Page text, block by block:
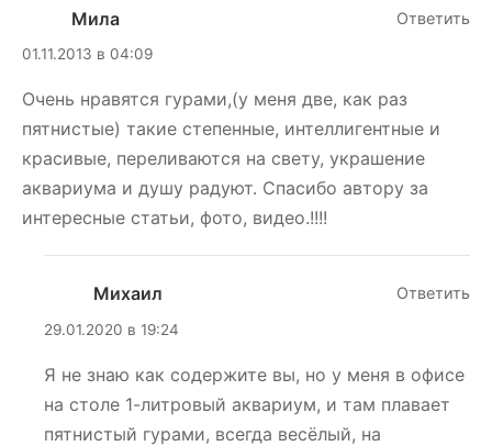
Мила
01.11.2013 в 04:09
Очень нравятся гурами,(у меня две, как раз
пятнистые) такие степенные, интеллигентные и
красивые, переливаются на свету, украшение
аквариума и душу радуют. Спасибо автору за
интересные статьи, фото, видео.!!!!
Ответить
Михаил
29.01.2020 в 19:24
Я не знаю как содержите вы, но у меня в офисе
на столе 1-литровый аквариум, и там плавает
пятнистый гурами, всегда весёлый, на
Ответить